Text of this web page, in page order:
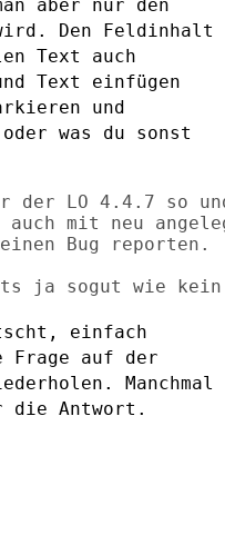
aber nur den
Den Feldinhalt
Text auch
Text einfügen
und
was du sonst
der LO 4.4.7 so
auch mit neu
Bug reporten.
einfach
Frage auf der
Manchmal
die Antwort.